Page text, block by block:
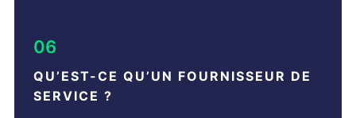
06
QU’EST-CE QU’UN FOURNISSEUR DE
SERVICE ?